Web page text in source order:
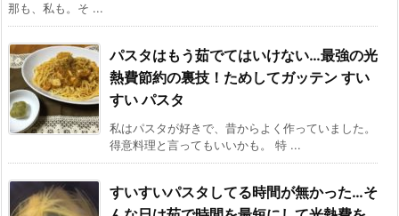
那も、私も。そ ...
パスタはもう茹でてはいけない…最強の光
熱費節約の裏技！ためしてガッテン すい
すい パスタ
私はパスタが好きで、昔からよく作っていました。
得意料理と言ってもいいかも。 特 ...
すいすいパスタしてる時間が無かった…そ